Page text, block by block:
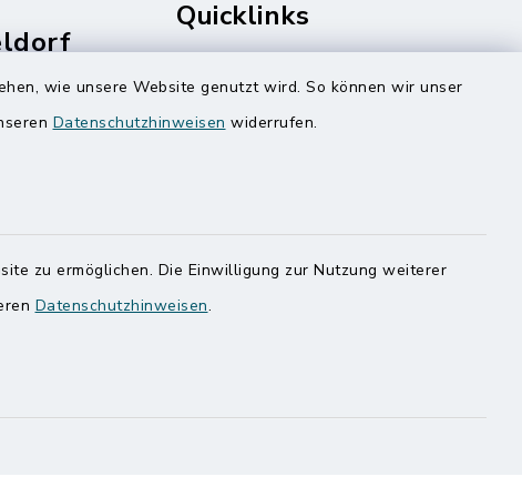
wie unsere Website genutzt wird. So können wir unser
Datenschutzhinweisen widerrufen.
zu ermöglichen. Die Einwilligung zur Nutzung weiterer
Datenschutzhinweisen.
Haben
Sie uns
Quicklinks
Speicherkoog Meldorfer Koog